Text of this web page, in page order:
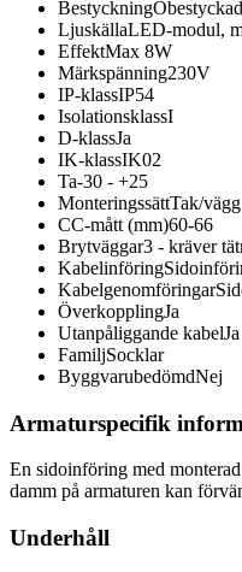
BestyckningObestyckad
LjuskällaLED-modul,
EffektMax 8W
Märkspänning230V
IP-klassIP54
IsolationsklassI
D-klassJa
IK-klassIK02
Ta-30 - +25
MonteringssättTak/vägg
CC-mått (mm)60-66
Brytväggar3 - kräver
Kabelinföring
Kabelgenomföringar
ÖverkopplingJa
Utanpåliggande kabelJa
FamiljSocklar
ByggvarubedömdNej
Armaturspecifik
En sidoinföring med
damm på armaturen kan
Underhåll